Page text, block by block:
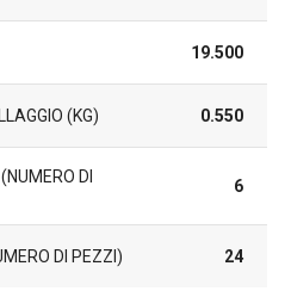
19.500
(KG) 0.550
DI
6
DI PEZZI) 24